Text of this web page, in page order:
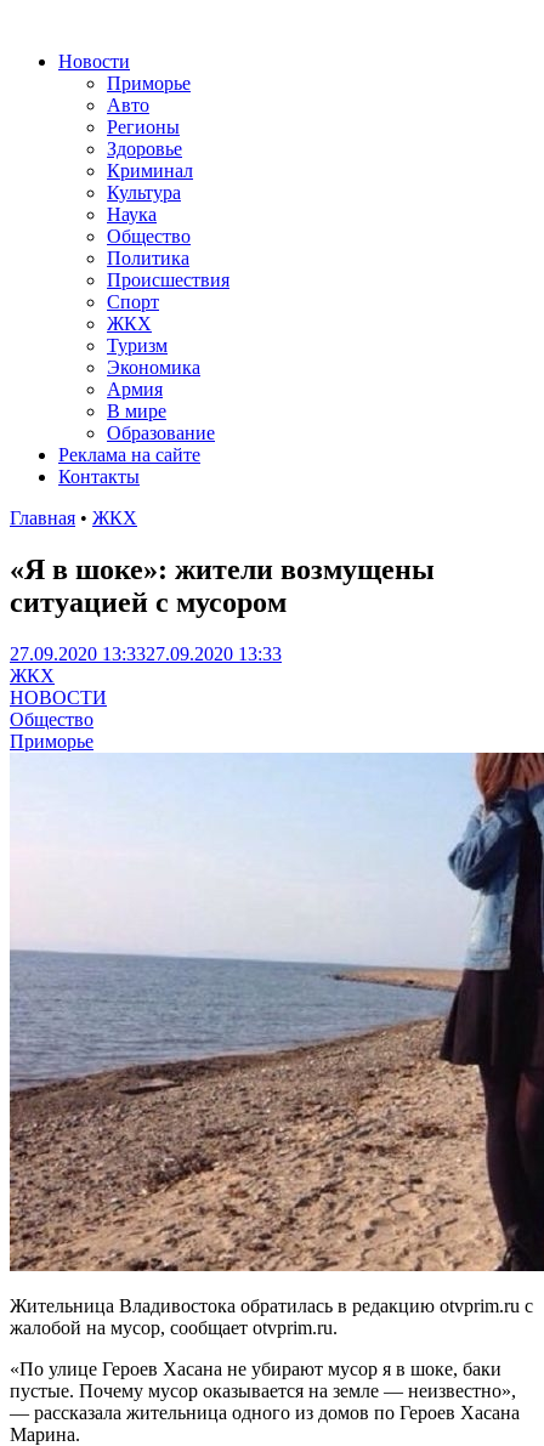
Новости
Приморье
Авто
Регионы
Здоровье
Криминал
Культура
Наука
Общество
Политика
Происшествия
Спорт
ЖКХ
Туризм
Экономика
Армия
В мире
Образование
Реклама на сайте
Контакты
Главная • ЖКХ
«Я в шоке»: жители возмущены
ситуацией с мусором
27.09.2020 13:3327.09.2020 13:33
ЖКХ
НОВОСТИ
Общество
Приморье
Жительница Владивостока обратилась в редакцию otvprim.ru с
жалобой на мусор, сообщает otvprim.ru.
«По улице Героев Хасана не убирают мусор я в шоке, баки
пустые. Почему мусор оказывается на земле — неизвестно»,
— рассказала жительница одного из домов по Героев Хасана
Марина.